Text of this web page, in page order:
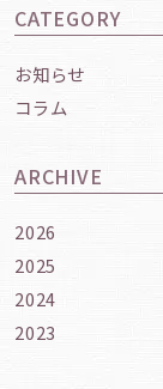
CATEGORY
お知らせ
コラム
ARCHIVE
2026
2025
2024
2023